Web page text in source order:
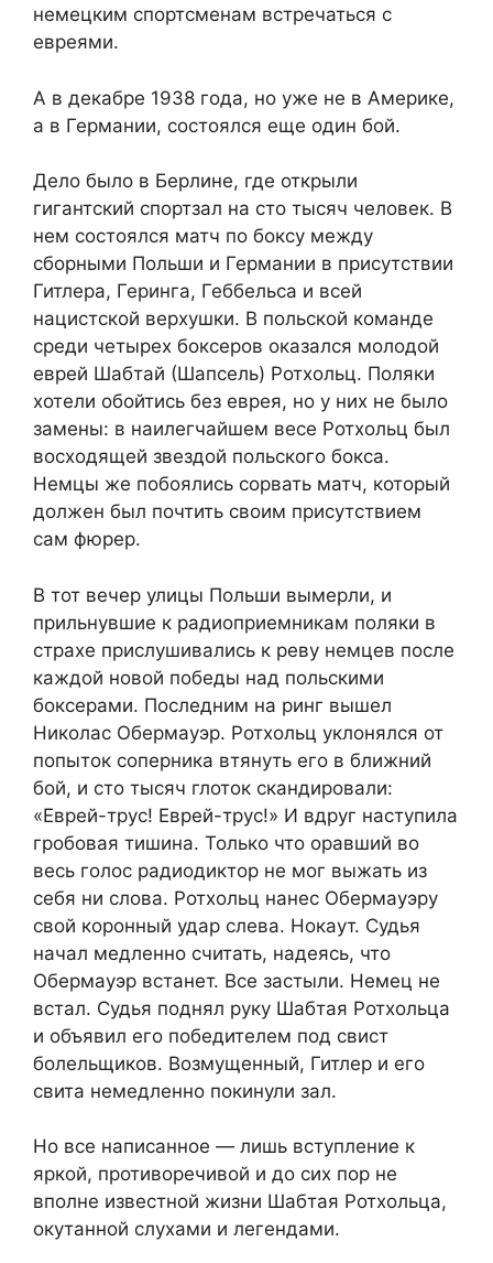
немецким спортсменам встречаться с
евреями.
А в декабре 1938 года, но уже не в Америке,
а в Германии, состоялся еще один бой.
Дело было в Берлине, где открыли
гигантский спортзал на сто тысяч человек. В
нем состоялся матч по боксу между
сборными Польши и Германии в присутствии
Гитлера, Геринга, Геббельса и всей
нацистской верхушки. В польской команде
среди четырех боксеров оказался молодой
еврей Шабтай (Шапсель) Ротхольц. Поляки
хотели обойтись без еврея, но у них не было
замены: в наилегчайшем весе Ротхольц был
восходящей звездой польского бокса.
Немцы же побоялись сорвать матч, который
должен был почтить своим присутствием
сам фюрер.
В тот вечер улицы Польши вымерли, и
прильнувшие к радиоприемникам поляки в
страхе прислушивались к реву немцев после
каждой новой победы над польскими
боксерами. Последним на ринг вышел
Николас Обермауэр. Ротхольц уклонялся от
попыток соперника втянуть его в ближний
бой, и сто тысяч глоток скандировали:
«Еврей-трус! Еврей-трус!» И вдруг наступила
гробовая тишина. Только что оравший во
весь голос радиодиктор не мог выжать из
себя ни слова. Ротхольц нанес Обермауэру
свой коронный удар слева. Нокаут. Судья
начал медленно считать, надеясь, что
Обермауэр встанет. Все застыли. Немец не
встал. Судья поднял руку Шабтая Ротхольца
и объявил его победителем под свист
болельщиков. Возмущенный, Гитлер и его
свита немедленно покинули зал.
Но все написанное — лишь вступление к
яркой, противоречивой и до сих пор не
вполне известной жизни Шабтая Ротхольца,
окутанной слухами и легендами.